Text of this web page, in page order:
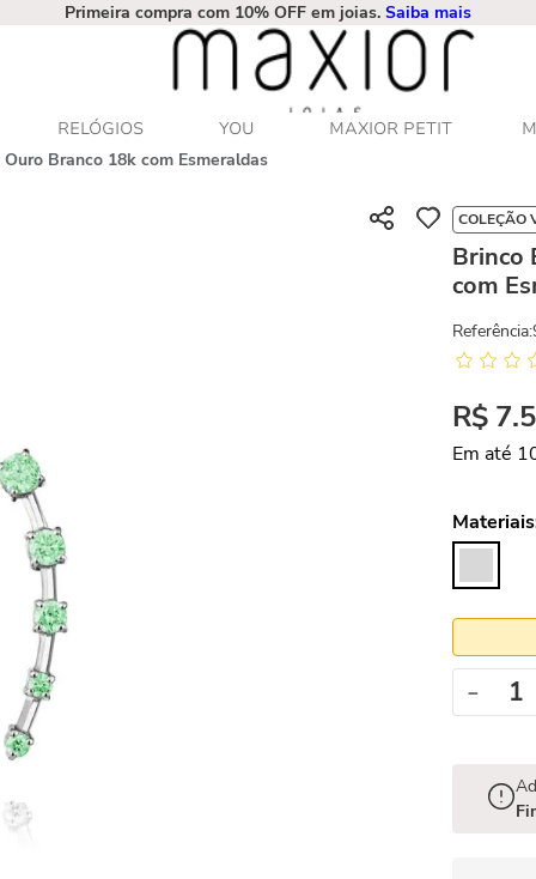
Primeira compra com 10% OFF em joias. Saiba mais
RELÓGIOS YOU MAXIOR PETIT
Branco 18k com Esmeraldas
COLEÇÃO
Brinco
com
Referência:
R$ 7.
Em até
－